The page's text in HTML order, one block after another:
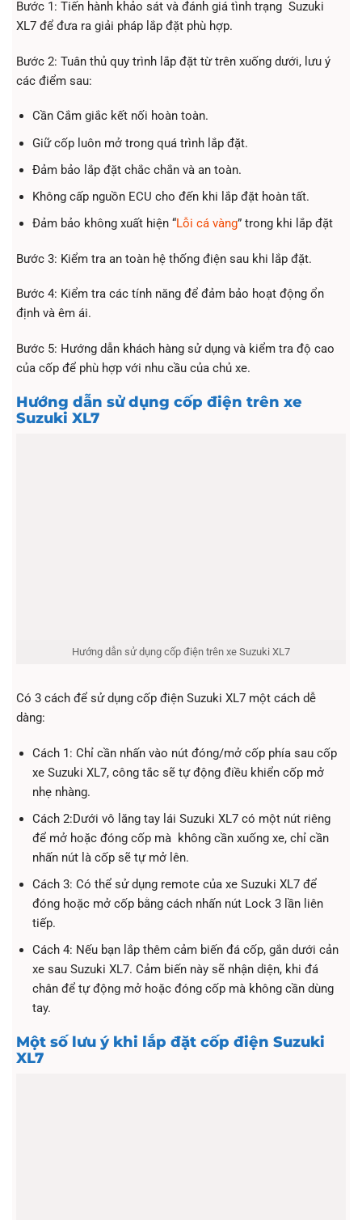
Bước 1: Tiến hành khảo sát và đánh giá tình trạng Suzuki
XL7 để đưa ra giải pháp lắp đặt phù hợp.
Bước 2: Tuân thủ quy trình lắp đặt từ trên xuống dưới, lưu ý
các điểm sau:
Cần Cắm giắc kết nối hoàn toàn.
Giữ cốp luôn mở trong quá trình lắp đặt.
Đảm bảo lắp đặt chắc chắn và an toàn.
Không cấp nguồn ECU cho đến khi lắp đặt hoàn tất.
Đảm bảo không xuất hiện “Lỗi cá vàng” trong khi lắp đặt
Bước 3: Kiểm tra an toàn hệ thống điện sau khi lắp đặt.
Bước 4: Kiểm tra các tính năng để đảm bảo hoạt động ổn
định và êm ái.
Bước 5: Hướng dẫn khách hàng sử dụng và kiểm tra độ cao
của cốp để phù hợp với nhu cầu của chủ xe.
Hướng dẫn sử dụng cốp điện trên xe
Suzuki XL7
Hướng dẫn sử dụng cốp điện trên xe Suzuki XL7
Có 3 cách để sử dụng cốp điện Suzuki XL7 một cách dễ
dàng:
Cách 1: Chỉ cần nhấn vào nút đóng/mở cốp phía sau cốp
xe Suzuki XL7, công tắc sẽ tự động điều khiển cốp mở
nhẹ nhàng.
Cách 2:Dưới vô lăng tay lái Suzuki XL7 có một nút riêng
để mở hoặc đóng cốp mà không cần xuống xe, chỉ cần
nhấn nút là cốp sẽ tự mở lên.
Cách 3: Có thể sử dụng remote của xe Suzuki XL7 để
đóng hoặc mở cốp bằng cách nhấn nút Lock 3 lần liên
tiếp.
Cách 4: Nếu bạn lắp thêm cảm biến đá cốp, gắn dưới cản
xe sau Suzuki XL7. Cảm biến này sẽ nhận diện, khi đá
chân để tự động mở hoặc đóng cốp mà không cần dùng
tay.
Một số lưu ý khi lắp đặt cốp điện Suzuki
XL7